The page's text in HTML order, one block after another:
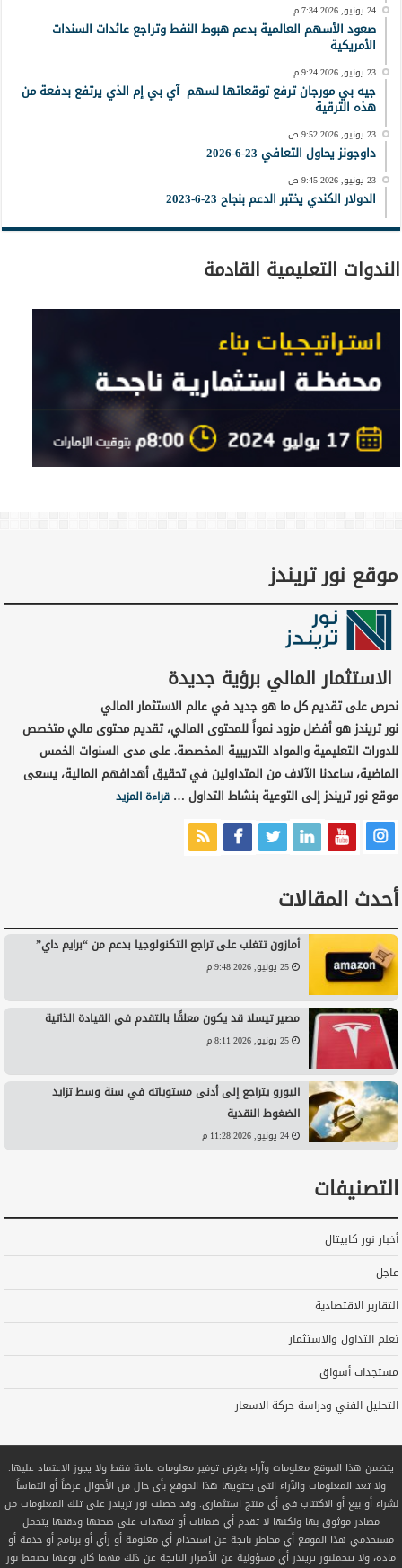
24 يونيو, 2026 7:34 م
صعود الأسهم العالمية بدعم هبوط النفط وتراجع عائدات السندات
الأمريكية
23 يونيو, 2026 9:24 م
جيه بي مورجان ترفع توقعاتها لسهم آي بي إم الذي يرتفع بدفعة من
هذه الترقية
23 يونيو, 2026 9:52 ص
داوجونز يحاول التعافي 23-6-2026
23 يونيو, 2026 9:45 ص
الدولار الكندي يختبر الدعم بنجاح 23-6-2023
الندوات التعليمية القادمة
موقع نور تريندز
الاستثمار المالي برؤية جديدة
نحرص على تقديم كل ما هو جديد في عالم الاستثمار المالي
نور تريندز هو أفضل مزود نمواً للمحتوى المالي، تقديم محتوى مالي متخصص
للدورات التعليمية والمواد التدريبية المخصصة. على مدى السنوات الخمس
الماضية، ساعدنا الآلاف من المتداولين في تحقيق أهدافهم المالية، يسعى
موقع نور تريندز إلى التوعية بنشاط التداول …قراءة المزيد
أحدث المقالات
أمازون تتغلب على تراجع التكنولوجيا بدعم من “برايم داي”
25 يونيو, 2026 9:48 م
مصير تيسلا قد يكون معلقًا بالتقدم في القيادة الذاتية
25 يونيو, 2026 8:11 م
اليورو يتراجع إلى أدنى مستوياته في سنة وسط تزايد
الضغوط النقدية
24 يونيو, 2026 11:28 م
التصنيفات
أخبار نور كابيتال
عاجل
التقارير الاقتصادية
تعلم التداول والاستثمار
مستجدات أسواق
التحليل الفني ودراسة حركة الاسعار
يتضمن هذا الموقع معلومات وآراء بغرض توفير معلومات عامة فقط ولا يجوز الاعتماد عليها.
ولا تعد المعلومات والآراء التي يحتويها هذا الموقع بأي حال من الأحوال عرضاً أو التماساً
لشراء أو بيع أو الاكتتاب في أي منتج استثماري. وقد حصلت نور تريندز على تلك المعلومات من
مصادر موثوق بها ولكنها لا تقدم أي ضمانات أو تعهدات على صحتها ودقتها يتحمل
مستخدمي هذا الموقع أي مخاطر ناتجة عن استخدام أي معلومة أو رأي أو برنامج أو خدمة أو
مادة، ولا تتحملنور تريندز أي مسؤولية عن الأضرار الناتجة عن ذلك مهما كان نوعها تحتفظ نور